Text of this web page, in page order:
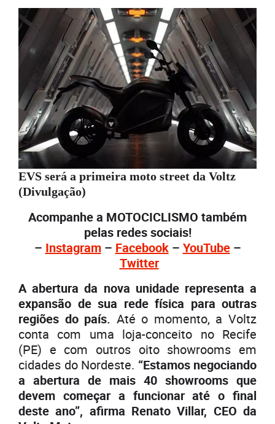
EVS será a primeira moto street da Voltz
(Divulgação)
Acompanhe a MOTOCICLISMO também
pelas redes sociais!
– Instagram– Facebook– YouTube–
Twitter
A abertura da nova unidade representa a
expansão de sua rede física para outras
regiões do país. Até o momento, a Voltz
conta com uma loja-conceito no Recife
(PE) e com outros oito showrooms em
cidades do Nordeste. “Estamos negociando
a abertura de mais 40 showrooms que
devem começar a funcionar até o final
deste ano”, afirma Renato Villar, CEO da